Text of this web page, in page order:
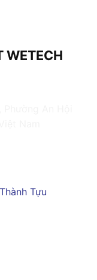
WETECH
Tựu